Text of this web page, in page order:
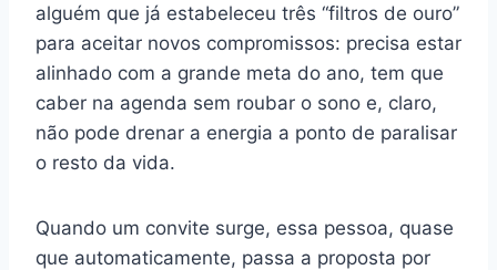
alguém que já estabeleceu três “filtros de ouro”
para aceitar novos compromissos: precisa estar
alinhado com a grande meta do ano, tem que
caber na agenda sem roubar o sono e, claro,
não pode drenar a energia a ponto de paralisar
o resto da vida.
Quando um convite surge, essa pessoa, quase
que automaticamente, passa a proposta por